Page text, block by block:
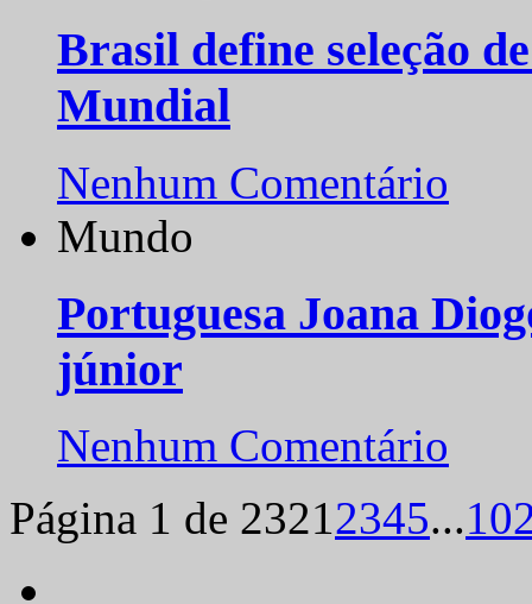
Brasil define seleção
Mundial
Nenhum Comentário
Mundo
Portuguesa Joana
júnior
Nenhum Comentário
Página 1 de 23212345...10